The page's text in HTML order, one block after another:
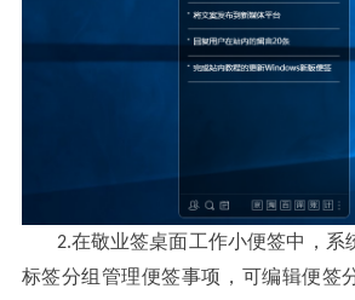
2.在敬业签桌面工作小便签中 ， 系
标签分组管理便签事项 ， 可编辑便签